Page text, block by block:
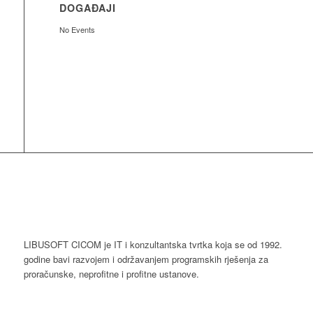
DOGAĐAJI
No Events
LIBUSOFT CICOM je IT i konzultantska tvrtka koja se od 1992.
godine bavi razvojem i održavanjem programskih rješenja za
proračunske, neprofitne i profitne ustanove.